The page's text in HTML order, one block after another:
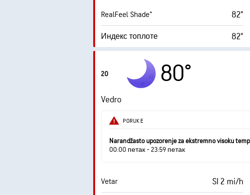
RealFeel Shade™ 82°
Индекс топлоте 82°
Maksimalni indeks UV zračenja
Udari vetra
Vlažnost
Tačka rose
20 80°
Vedro
PORUKE
Narandžasto upozorenje za ekstremno visoku
00:00 петак - 23:59 петак
Vetar SI 2 mi/h